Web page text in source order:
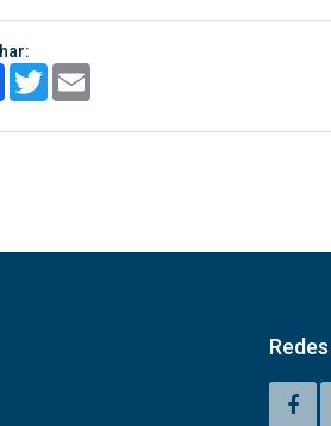
Facebook
TwitterEmail